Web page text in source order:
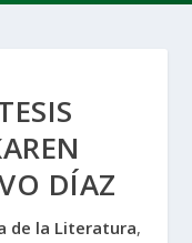
DÍAZ
de la Literatura,